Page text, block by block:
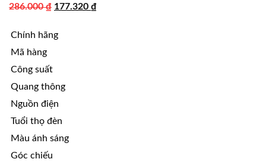
286.000₫ Giá
là:
177.320 ₫Giá
Chính hãng
Mã hàng
Công suất
Quang thông
Nguồn điện
Tuổi thọ đèn
Màu ánh sáng
Góc chiếu